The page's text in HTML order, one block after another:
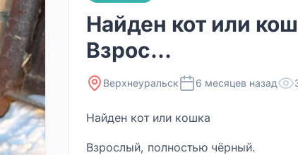
Найден кот или
Взрос...
Верхнеуральск 6 месяцев назад
Найден кот или кошка ‍
Взрослый, полностью чёрный.